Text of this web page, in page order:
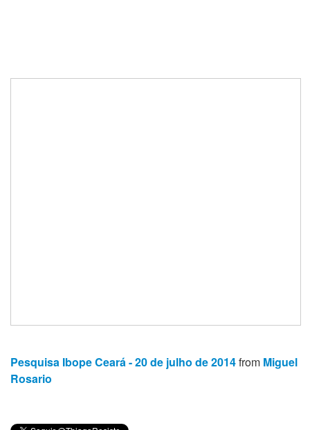
Pesquisa Ibope Ceará - 20 de julho de 2014from Miguel
Rosario